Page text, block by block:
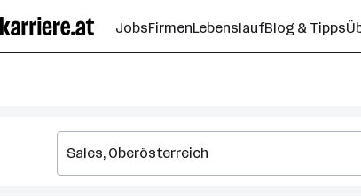
Seiteninhalt
springen
JobsFirmenLebenslaufBlog & Tipps